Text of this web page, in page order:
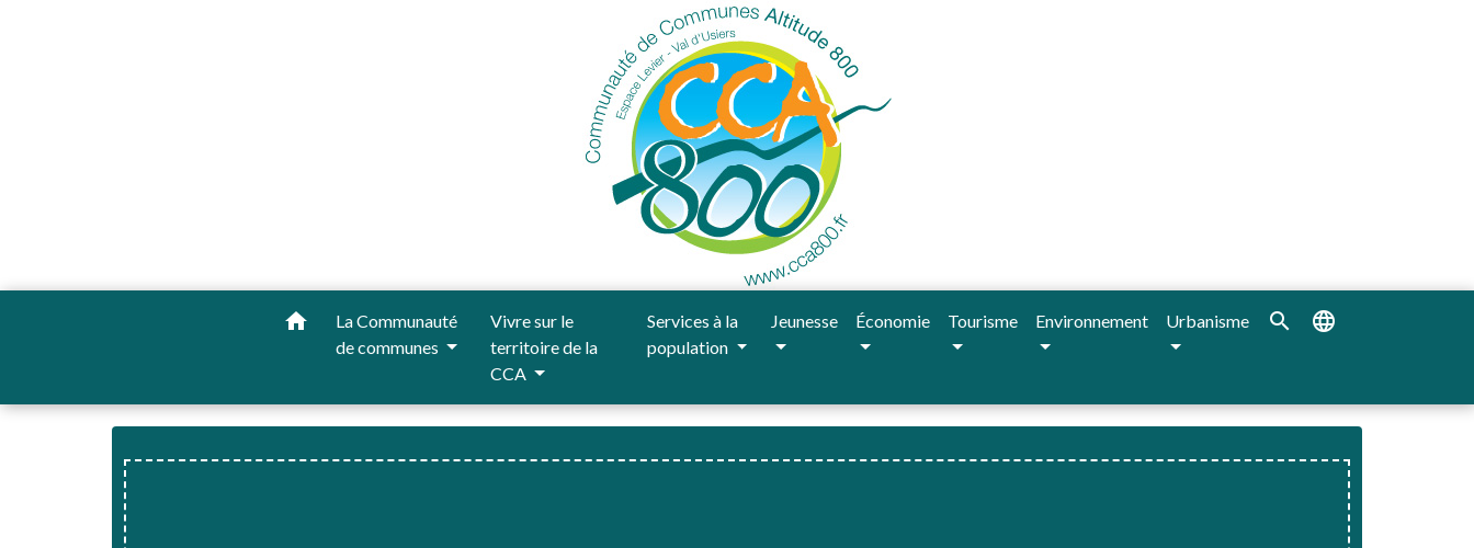
home
La Communauté
de communes
Vivre sur le
territoire de la
CCA
Services à la
population
Jeunesse Économie Tourisme Environnement Urbanisme search language